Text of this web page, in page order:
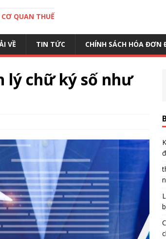
QUAN THUẾ
VỀ TIN TỨC CHÍNH SÁCH HÓA ĐƠN
lý chữ ký số như